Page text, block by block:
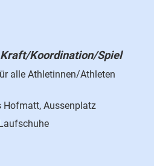
Koordination/Spiel
alle Athletinnen/Athleten
Aussenplatz